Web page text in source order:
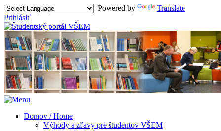
Powered by
Translate
Prihlásiť
Domov / Home
Výhody a zľavy pre študentov VŠEM